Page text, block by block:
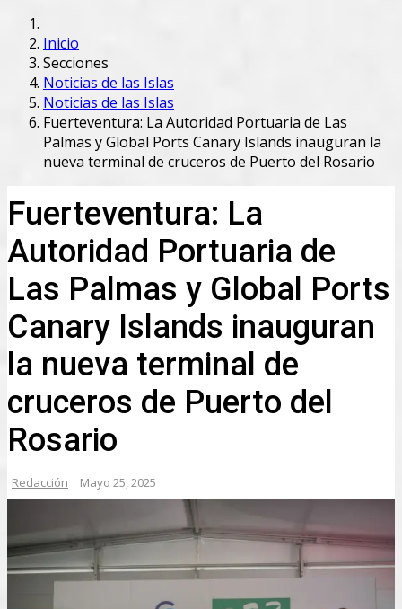
Inicio
Secciones
Noticias de las Islas
Noticias de las Islas
Fuerteventura: La Autoridad Portuaria de Las
Palmas y Global Ports Canary Islands inauguran la
nueva terminal de cruceros de Puerto del Rosario
Fuerteventura: La
Autoridad Portuaria de
Las Palmas y Global Ports
Canary Islands inauguran
la nueva terminal de
cruceros de Puerto del
Rosario
Redacción Mayo 25, 2025